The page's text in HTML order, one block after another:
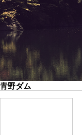
青野ダム